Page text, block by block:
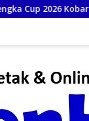
Generasi Muda